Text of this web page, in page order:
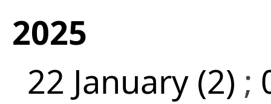
2025
22 January (2) ;